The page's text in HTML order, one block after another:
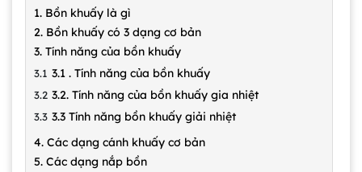
1. Bồn khuấy là gì
2. Bồn khuấy có 3 dạng cơ bản
3. Tính năng của bồn khuấy
3.1 . Tính năng của bồn khuấy
3.2. Tính năng của bồn khuấy gia nhiệt
3.3 Tính năng bồn khuấy giải nhiệt
4. Các dạng cánh khuấy cơ bản
5. Các dạng nắp bồn